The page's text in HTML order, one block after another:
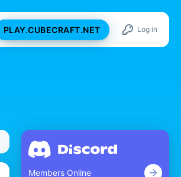
PLAY.CUBECRAFT.NET Log in
Members Online